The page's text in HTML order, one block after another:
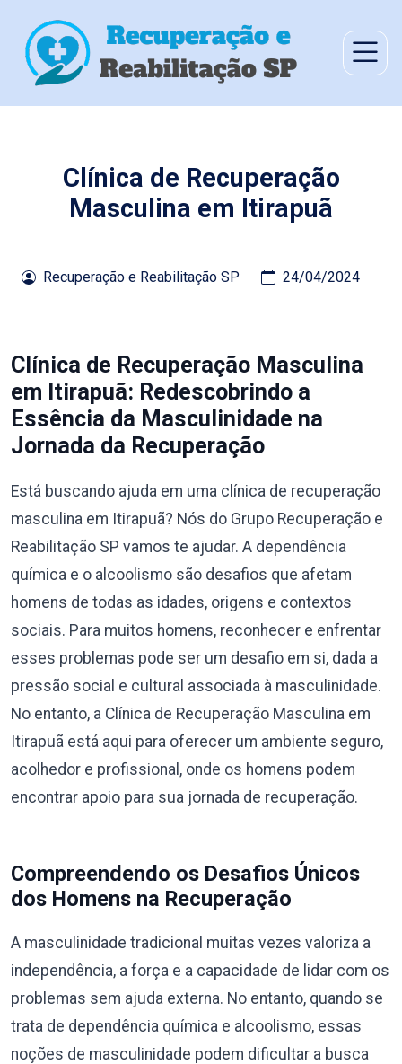
Clínica de Recuperação
Masculina em Itirapuã
Recuperação e Reabilitação SP 24/04/2024
Clínica de Recuperação Masculina
em Itirapuã: Redescobrindo a
Essência da Masculinidade na
Jornada da Recuperação
Está buscando ajuda em uma clínica de recuperação
masculina em Itirapuã? Nós do Grupo Recuperação e
Reabilitação SP vamos te ajudar. A dependência
química e o alcoolismo são desafios que afetam
homens de todas as idades, origens e contextos
sociais. Para muitos homens, reconhecer e enfrentar
esses problemas pode ser um desafio em si, dada a
pressão social e cultural associada à masculinidade.
No entanto, a Clínica de Recuperação Masculina em
Itirapuã está aqui para oferecer um ambiente seguro,
acolhedor e profissional, onde os homens podem
encontrar apoio para sua jornada de recuperação.
Compreendendo os Desafios Únicos
dos Homens na Recuperação
A masculinidade tradicional muitas vezes valoriza a
independência, a força e a capacidade de lidar com os
problemas sem ajuda externa. No entanto, quando se
trata de dependência química e alcoolismo, essas
noções de masculinidade podem dificultar a busca